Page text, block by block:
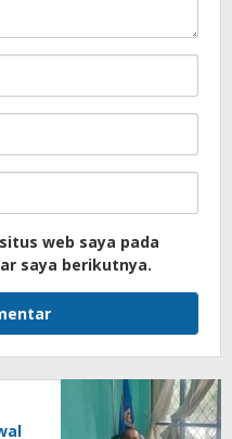
web saya pada
saya berikutnya.